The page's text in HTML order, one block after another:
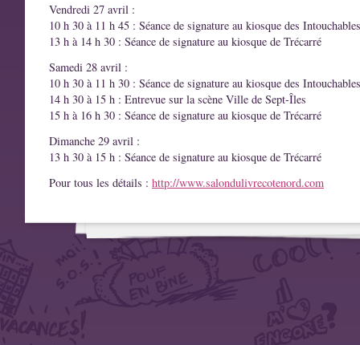
Vendredi 27 avril :
10 h 30 à 11 h 45 : Séance de signature au kiosque des Intouchables
13 h à 14 h 30 : Séance de signature au kiosque de Trécarré
Samedi 28 avril :
10 h 30 à 11 h 30 : Séance de signature au kiosque des Intouchables
14 h 30 à 15 h : Entrevue sur la scène Ville de Sept-Îles
15 h à 16 h 30 : Séance de signature au kiosque de Trécarré
Dimanche 29 avril :
13 h 30 à 15 h : Séance de signature au kiosque de Trécarré
Pour tous les détails : http://www.salondulivrecotenord.com